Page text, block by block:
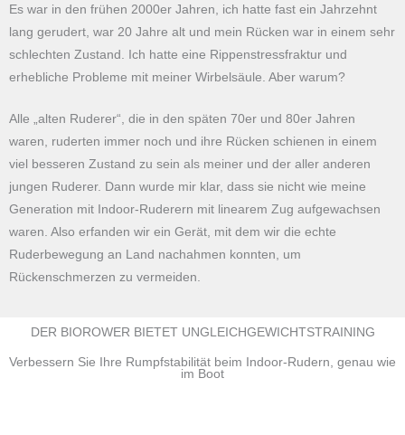
Es war in den frühen 2000er Jahren, ich hatte fast ein Jahrzehnt
lang gerudert, war 20 Jahre alt und mein Rücken war in einem sehr
schlechten Zustand. Ich hatte eine Rippenstressfraktur und
erhebliche Probleme mit meiner Wirbelsäule. Aber warum?
Alle „alten Ruderer“, die in den späten 70er und 80er Jahren
waren, ruderten immer noch und ihre Rücken schienen in einem
viel besseren Zustand zu sein als meiner und der aller anderen
jungen Ruderer. Dann wurde mir klar, dass sie nicht wie meine
Generation mit Indoor-Ruderern mit linearem Zug aufgewachsen
waren. Also erfanden wir ein Gerät, mit dem wir die echte
Ruderbewegung an Land nachahmen konnten, um
Rückenschmerzen zu vermeiden.
DER BIOROWER BIETET UNGLEICHGEWICHTSTRAINING
Verbessern Sie Ihre Rumpfstabilität beim Indoor-Rudern, genau wie
im Boot